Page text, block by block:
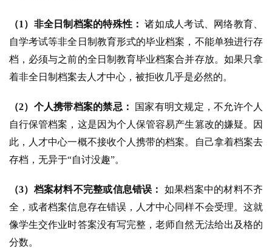
（1）非全日制档案的特殊性： 诸如成人考试、网络教育、
自学考试等非全日制教育形式的毕业档案，不能单独进行存
档，必须与之前的全日制教育毕业档案合并存放。如果只拿
着非全日制档案去人才中心，被拒收几乎是必然的。
（2）个人携带档案的禁忌：
国家有明文规定，不允许个人
自行保管档案，这是因为个人保管容易产生篡改的嫌疑。因
此，人才中心一概不接收个人携带的档案。自己拿着档案去
存档，无异于“自讨没趣”。
（3）档案材料不完整或信息错误：
如果档案中的材料不齐
全，或者档案信息存在错误，人才中心同样不会受理。这就
像学生交作业时答案没有写完整，老师自然无法给出及格的
分数。